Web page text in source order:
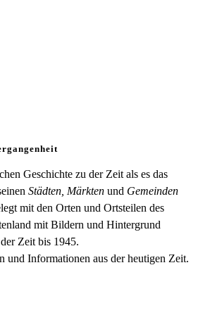
Geschichte zu der Zeit als es das
Städten, Märkten und Gemeinden
mit den Orten und Ortsteilen des
mit Bildern und Hintergrund
Zeit bis 1945.
und Informationen aus der heutigen Zeit.